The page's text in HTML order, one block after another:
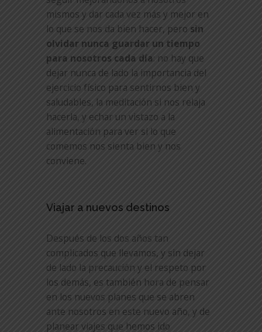
mismos y dar cada vez más y mejor en
lo que se nos da bien hacer, pero sin
olvidar nunca guardar un tiempo
para nosotros cada día: no hay que
dejar nunca de lado la importancia del
ejercicio físico para sentirnos bien y
saludables, la meditación si nos relaja
hacerla, y echar un vistazo a la
alimentación para ver si lo que
comemos nos sienta bien y nos
conviene.
Viajar a nuevos destinos
Después de los dos años tan
complicados que llevamos, y sin dejar
de lado la precaución y el respeto por
los demás, es también hora de pensar
en los nuevos planes que se abren
ante nosotros en este nuevo año, y de
planear viajes que hemos ido